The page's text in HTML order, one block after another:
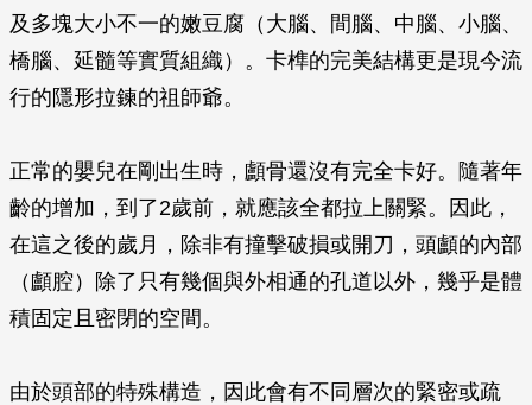
及多塊大小不一的嫩豆腐（大腦、間腦、中腦、小腦、
橋腦、延髓等實質組織）。卡榫的完美結構更是現今流
行的隱形拉鍊的祖師爺。
正常的嬰兒在剛出生時，顱骨還沒有完全卡好。隨著年
齡的增加，到了2歲前，就應該全都拉上關緊。因此，
在這之後的歲月，除非有撞擊破損或開刀，頭顱的內部
（顱腔）除了只有幾個與外相通的孔道以外，幾乎是體
積固定且密閉的空間。
由於頭部的特殊構造，因此會有不同層次的緊密或疏